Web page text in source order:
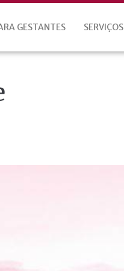
GESTANTES SERVIÇOS